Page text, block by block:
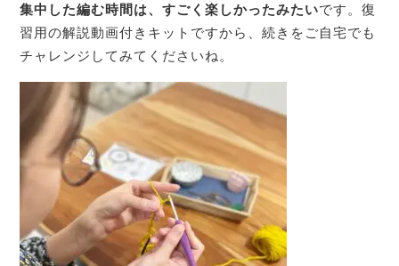
集中した編む時間は、すごく楽しかったみたいです。復
習用の解説動画付きキットですから、続きをご自宅でも
チャレンジしてみてくださいね。